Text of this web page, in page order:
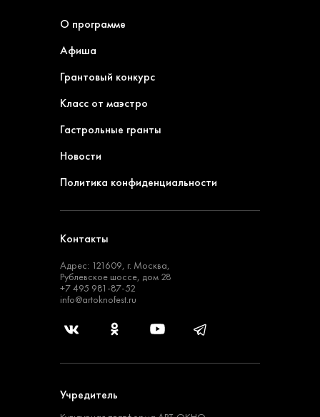
О программе
Афиша
Грантовый конкурс
Класс от маэстро
Гастрольные гранты
Новости
Политика конфиденциальности
Контакты
Адрес: 121609, г. Москва,
Рублевское шоссе, дом 28
+7 495 981-87-52
info@artoknofest.ru
Учредитель